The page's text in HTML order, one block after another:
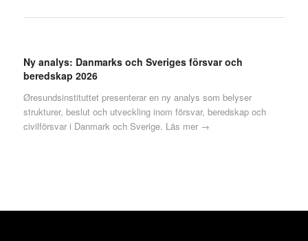
Ny analys: Danmarks och Sveriges försvar och
beredskap 2026
Øresundsinstituttet presenterar en ny analys som belyser
strukturer, beslut och utveckling inom försvar, beredskap och
civilförsvar i Danmark och Sverige. Läs mer →